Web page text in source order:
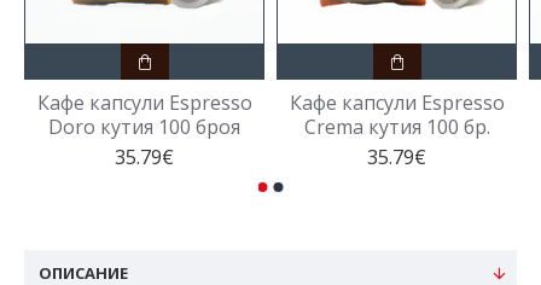
Кафе капсули Espresso
Doro кутия 100 броя
35.79€
Кафе капсули Espresso
Crema кутия 100 бр.
35.79€
ОПИСАНИЕ